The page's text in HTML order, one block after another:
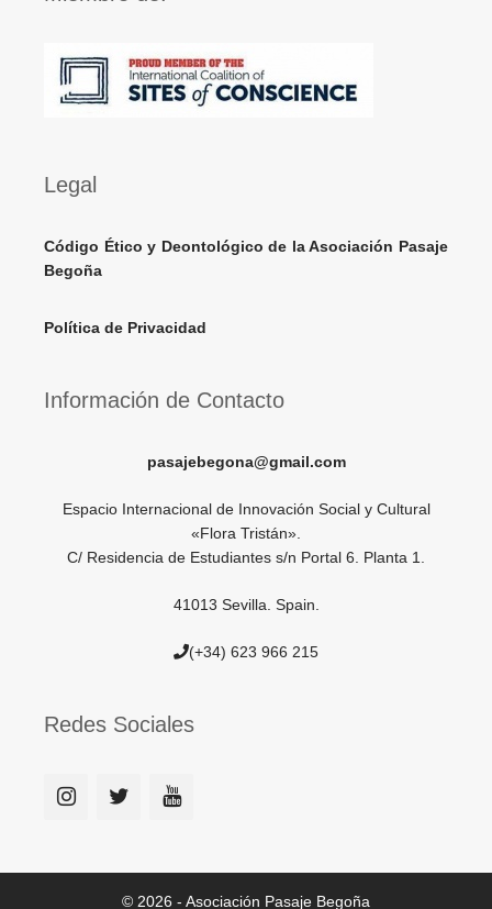
Legal
Código Ético y Deontológico de la Asociación Pasaje
Begoña
Política de Privacidad
Información de Contacto
pasajebegona@gmail.com
Espacio Internacional de Innovación Social y Cultural
«Flora Tristán».
C/ Residencia de Estudiantes s/n Portal 6. Planta 1.
41013 Sevilla. Spain.
(+34) 623 966 215
Redes Sociales
© 2026 - Asociación Pasaje Begoña